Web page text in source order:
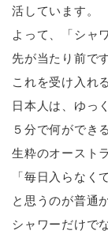
活しています。
よって、「シャ
先が当たり前です
これを受け入れ
日本人は、ゆっ
５分で何ができ
生粋のオースト
「毎日入らなく
と思うのが普通
シャワーだけで